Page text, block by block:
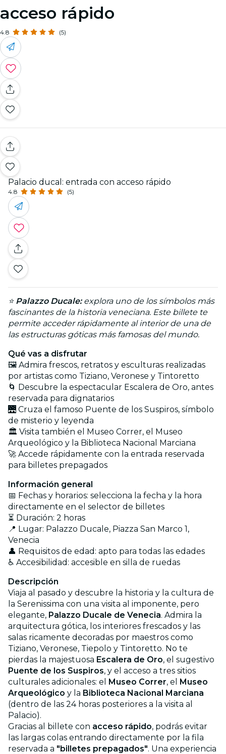
acceso rápido
4.8 (5)
Palacio ducal: entrada con acceso rápido
4.8 (5)
⭐ Palazzo Ducale: explora uno de los símbolos más
fascinantes de la historia veneciana. Este billete te
permite acceder rápidamente al interior de una de
las estructuras góticas más famosas del mundo.
Qué vas a disfrutar
🖼️ Admira frescos, retratos y esculturas realizadas
por artistas como Tiziano, Veronese y Tintoretto
🌀 Descubre la espectacular Escalera de Oro, antes
reservada para dignatarios
🌉 Cruza el famoso Puente de los Suspiros, símbolo
de misterio y leyenda
🏛️ Visita también el Museo Correr, el Museo
Arqueológico y la Biblioteca Nacional Marciana
🚀 Accede rápidamente con la entrada reservada
para billetes prepagados
Información general
📅 Fechas y horarios: selecciona la fecha y la hora
directamente en el selector de billetes
⏳ Duración: 2 horas
📍 Lugar: Palazzo Ducale, Piazza San Marco 1,
Venecia
👤 Requisitos de edad: apto para todas las edades
♿ Accesibilidad: accesible en silla de ruedas
Descripción
Viaja al pasado y descubre la historia y la cultura de
la Serenissima con una visita al imponente, pero
elegante, Palazzo Ducale de Venecia. Admira la
arquitectura gótica, los interiores frescados y las
salas ricamente decoradas por maestros como
Tiziano, Veronese, Tiepolo y Tintoretto. No te
pierdas la majestuosa Escalera de Oro, el sugestivo
Puente de los Suspiros, y el acceso a tres sitios
culturales adicionales: el Museo Correr, el Museo
Arqueológico y la Biblioteca Nacional Marciana
(dentro de las 24 horas posteriores a la visita al
Palacio).
Gracias al billete con acceso rápido, podrás evitar
las largas colas entrando directamente por la fila
reservada a "billetes prepagados". Una experiencia